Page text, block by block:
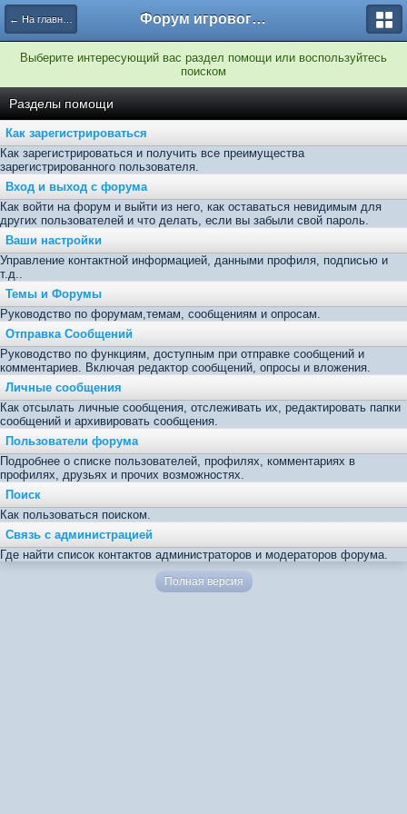
← На главную Форум игрового сервера Multi.wS
Выберите интересующий вас раздел помощи или воспользуйтесь
поиском
Разделы помощи
Как зарегистрироваться
Как зарегистрироваться и получить все преимущества
зарегистрированного пользователя.
Вход и выход с форума
Как войти на форум и выйти из него, как оставаться невидимым для
других пользователей и что делать, если вы забыли свой пароль.
Ваши настройки
Управление контактной информацией, данными профиля, подписью и
т.д..
Темы и Форумы
Руководство по форумам,темам, сообщениям и опросам.
Отправка Сообщений
Руководство по функциям, доступным при отправке сообщений и
комментариев. Включая редактор сообщений, опросы и вложения.
Личные сообщения
Как отсылать личные сообщения, отслеживать их, редактировать папки
сообщений и архивировать сообщения.
Пользователи форума
Подробнее о списке пользователей, профилях, комментариях в
профилях, друзьях и прочих возможностях.
Поиск
Как пользоваться поиском.
Связь с администрацией
Где найти список контактов администраторов и модераторов форума.
Полная версия